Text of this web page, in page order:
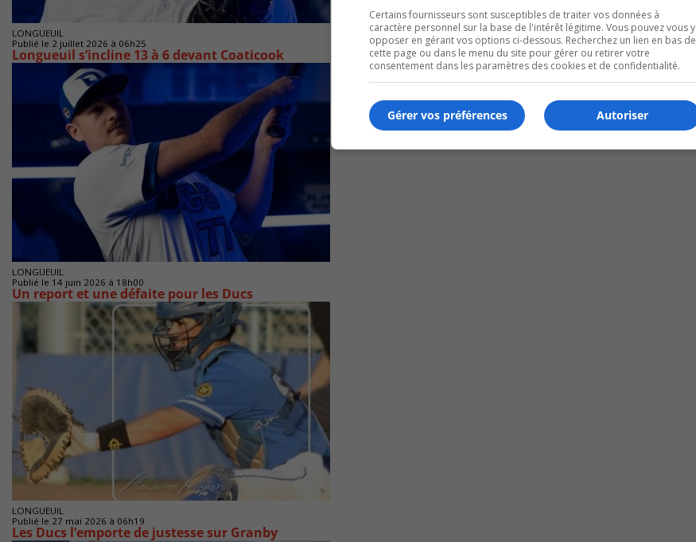
LONGUEUIL
Publié le 2 juillet 2026 à 06h25
Longueuil s’incline 13 à 6 devant Coaticook
LONGUEUIL
Publié le 14 juin 2026 à 18h00
Un report et une défaite pour les Ducs
LONGUEUIL
Publié le 27 mai 2026 à 06h19
Les Ducs l’emporte de justesse sur Granby
Certains fournisseurs sont susceptibles de traiter vos données à
caractère personnel sur la base de l'intérêt légitime. Vous pouvez vous y
opposer en gérant vos options ci-dessous. Recherchez un lien en bas de
cette page ou dans le menu du site pour gérer ou retirer votre
consentement dans les paramètres des cookies et de confidentialité.
Autoriser
Gérer vos préférences